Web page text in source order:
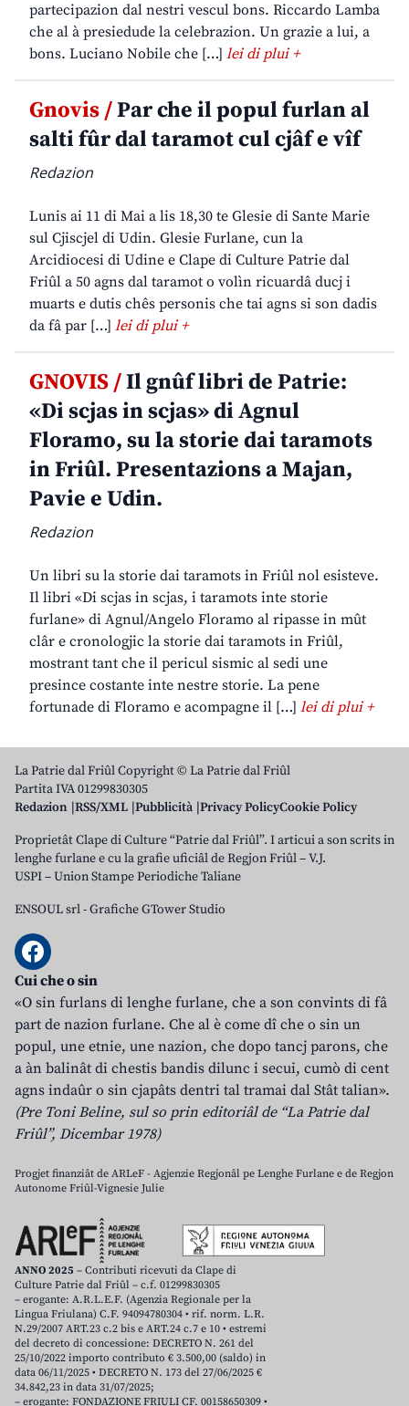
partecipazion dal nestri vescul bons. Riccardo Lamba
che al à presiedude la celebrazion. Un grazie a lui, a
bons. Luciano Nobile che […] lei di plui +
Gnovis /Par che il popul furlan al
salti fûr dal taramot cul cjâf e vîf
Redazion
Lunis ai 11 di Mai a lis 18,30 te Glesie di Sante Marie
sul Cjiscjel di Udin. Glesie Furlane, cun la
Arcidiocesi di Udine e Clape di Culture Patrie dal
Friûl a 50 agns dal taramot o volìn ricuardâ ducj i
muarts e dutis chês personis che tai agns si son dadis
da fâ par […] lei di plui +
GNOVIS /Il gnûf libri de Patrie:
«Di scjas in scjas» di Agnul
Floramo, su la storie dai taramots
in Friûl. Presentazions a Majan,
Pavie e Udin.
Redazion
Un libri su la storie dai taramots in Friûl nol esisteve.
Il libri «Di scjas in scjas, i taramots inte storie
furlane» di Agnul/Angelo Floramo al ripasse in mût
clâr e cronologjic la storie dai taramots in Friûl,
mostrant tant che il pericul sismic al sedi une
presince costante inte nestre storie. La pene
fortunade di Floramo e acompagne il […] lei di plui +
La Patrie dal Friûl Copyright © La Patrie dal Friûl
Partita IVA 01299830305
Redazion RSS/XML Pubblicità Privacy PolicyCookie Policy
Proprietât Clape di Culture “Patrie dal Friûl”. I articui a son scrits in
lenghe furlane e cu la grafie uficiâl de Regjon Friûl – V.J.
USPI – Union Stampe Periodiche Taliane
ENSOUL srl-Grafiche GTower Studio
Cui che o sin
«O sin furlans di lenghe furlane, che a son convints di fâ
part de nazion furlane. Che al è come dî che o sin un
popul, une etnie, une nazion, che dopo tancj parons, che
a àn balinât di chestis bandis dilunc i secui, cumò di cent
agns indaûr o sin cjapâts dentri tal tramai dal Stât talian».
(Pre Toni Beline, sul so prin editoriâl de “La Patrie dal
Friûl”, Dicembar 1978)
Progjet finanziât de ARLeF - Agjenzie Regjonâl pe Lenghe Furlane e de Regjon
Autonome Friûl-Vignesie Julie
ANNO 2025 – Contributi ricevuti da Clape di
Culture Patrie dal Friûl – c.f. 01299830305
– erogante: A.R.L.E.F. (Agenzia Regionale per la
Lingua Friulana) C.F. 94094780304 • rif. norm. L.R.
N.29/2007 ART.23 c.2 bis e ART.24 c.7 e 10 • estremi
del decreto di concessione: DECRETO N. 261 del
25/10/2022 importo contributo € 3.500,00 (saldo) in
data 06/11/2025 • DECRETO N. 173 del 27/06/2025 €
34.842,23 in data 31/07/2025;
– erogante: FONDAZIONE FRIULI CF. 00158650309 •